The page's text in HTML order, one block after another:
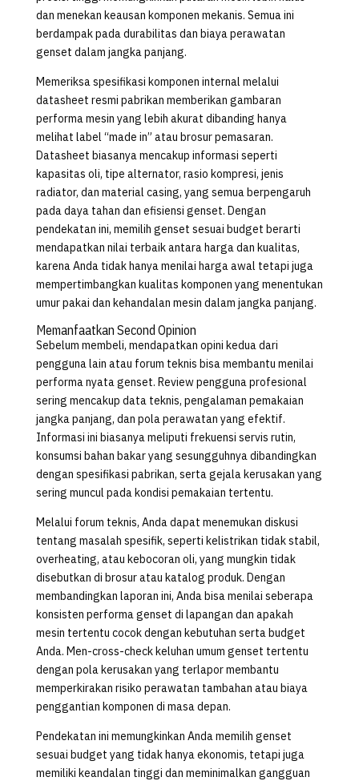
dan menekan keausan komponen mekanis. Semua ini
berdampak pada durabilitas dan biaya perawatan
genset dalam jangka panjang.
Memeriksa spesifikasi komponen internal melalui
datasheet resmi pabrikan memberikan gambaran
performa mesin yang lebih akurat dibanding hanya
melihat label “made in” atau brosur pemasaran.
Datasheet biasanya mencakup informasi seperti
kapasitas oli, tipe alternator, rasio kompresi, jenis
radiator, dan material casing, yang semua berpengaruh
pada daya tahan dan efisiensi genset. Dengan
pendekatan ini, memilih genset sesuai budget berarti
mendapatkan nilai terbaik antara harga dan kualitas,
karena Anda tidak hanya menilai harga awal tetapi juga
mempertimbangkan kualitas komponen yang menentukan
umur pakai dan kehandalan mesin dalam jangka panjang.
Memanfaatkan Second Opinion
Sebelum membeli, mendapatkan opini kedua dari
pengguna lain atau forum teknis bisa membantu menilai
performa nyata genset. Review pengguna profesional
sering mencakup data teknis, pengalaman pemakaian
jangka panjang, dan pola perawatan yang efektif.
Informasi ini biasanya meliputi frekuensi servis rutin,
konsumsi bahan bakar yang sesungguhnya dibandingkan
dengan spesifikasi pabrikan, serta gejala kerusakan yang
sering muncul pada kondisi pemakaian tertentu.
Melalui forum teknis, Anda dapat menemukan diskusi
tentang masalah spesifik, seperti kelistrikan tidak stabil,
overheating, atau kebocoran oli, yang mungkin tidak
disebutkan di brosur atau katalog produk. Dengan
membandingkan laporan ini, Anda bisa menilai seberapa
konsisten performa genset di lapangan dan apakah
mesin tertentu cocok dengan kebutuhan serta budget
Anda. Men-cross-check keluhan umum genset tertentu
dengan pola kerusakan yang terlapor membantu
memperkirakan risiko perawatan tambahan atau biaya
penggantian komponen di masa depan.
Pendekatan ini memungkinkan Anda memilih genset
sesuai budget yang tidak hanya ekonomis, tetapi juga
memiliki keandalan tinggi dan meminimalkan gangguan